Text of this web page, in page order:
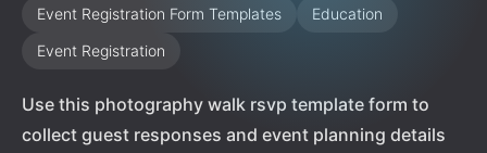
Event Registration Form Templates
Education
Event Registration
Use this photography walk rsvp template form to
collect guest responses and event planning details